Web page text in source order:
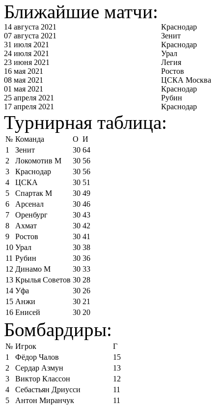
Ближайшие матчи:
14 августа 2021
Краснодар
07 августа 2021
Зенит
31 июля 2021
Краснодар
24 июля 2021
Урал
23 июня 2021
Легия
16 мая 2021
Ростов
08 мая 2021
ЦСКА Москва
01 мая 2021
Краснодар
25 апреля 2021
Рубин
17 апреля 2021
Краснодар
Турнирная таблица:
№ Команда О И
1
Зенит 30 64
2
Локомотив М 30 56
3
Краснодар 30 56
4
ЦСКА 30 51
5
Спартак М 30 49
6
Арсенал 30 46
7
Оренбург 30 43
8
Ахмат 30 42
9
Ростов 30 41
10 Урал 30 38
11 Рубин 30 36
12 Динамо М 30 33
13 Крылья Советов 30 28
14 Уфа 30 26
15 Анжи 30 21
16 Енисей 30 20
Бомбардиры:
№ Игрок
Г
1
Фёдор Чалов
15
2
Сердар Азмун
13
3
Виктор Классон
12
4
Себастьян Дриусси
11
5
Антон Миранчук
11